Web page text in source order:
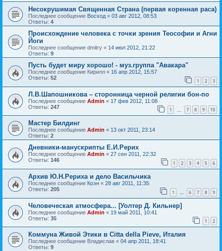
Несокрушимая Священная Страна (первая коренная раса)
Последнее сообщение Восход « 03 авг 2012, 08:53
Ответы: 4
Происхождение человека с точки зрения Теософии и Агни
Йоги
Последнее сообщение dmitry « 14 июл 2012, 21:22
Ответы: 9
Пусть будет миру хорошо! - муз.группа "Авакара"
Последнее сообщение Кирилл « 16 апр 2012, 15:57
Ответы: 52 1 2 3
Л.В.Шапошникова – сторонница черной религии бон-по
Последнее сообщение Admin « 17 фев 2012, 11:08
Ответы: 247 1 7 8 9 10
Мастер Билдинг
Последнее сообщение Admin « 13 окт 2011, 23:14
Ответы: 2
Дневники-манускрипты Е.И.Рерих
Последнее сообщение Admin « 27 сен 2011, 22:32
Ответы: 146 1 2 3 4 5 6
Архив Ю.Н.Рериха и дело Васильчика
Последнее сообщение Коэн « 28 авг 2011, 11:35
Ответы: 205 1 … 6 7 8 9
Человеческая атмосфера... [Уолтер Д. Кильнер]
Последнее сообщение Admin « 19 май 2011, 10:41
Ответы: 35 1 2
Коммуна Живой Этики в Citta della Pieve, Италия
Последнее сообщение Владислав « 04 апр 2011, 18:41
Ответы: 9